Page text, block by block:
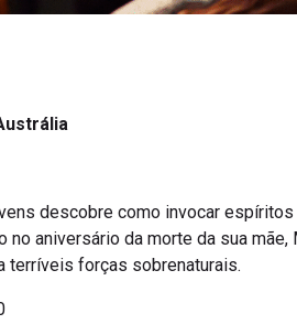
descobre como invocar
no aniversário da morte da sua
terríveis forças sobrenaturais.